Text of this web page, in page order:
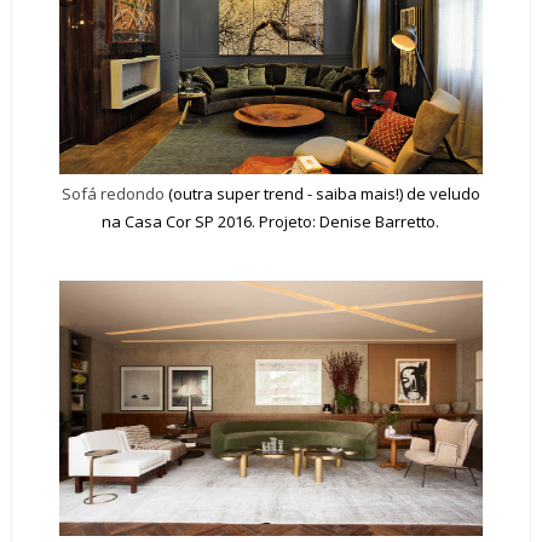
Sofá redondo (outra super trend - saiba mais!) de veludo
na Casa Cor SP 2016. Projeto: Denise Barretto.